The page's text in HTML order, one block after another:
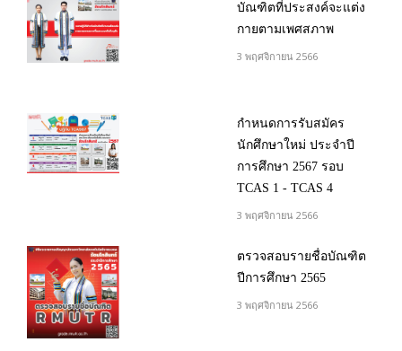
บัณฑิตที่ประสงค์จะแต่ง
กายตามเพศสภาพ
3 พฤศจิกายน 2566
กำหนดการรับสมัคร
นักศึกษาใหม่ ประจำปี
การศึกษา 2567 รอบ
TCAS 1 - TCAS 4
3 พฤศจิกายน 2566
ตรวจสอบรายชื่อบัณฑิต
ปีการศึกษา 2565
3 พฤศจิกายน 2566